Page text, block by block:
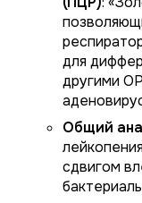
для
другими
Общий
сдвигом